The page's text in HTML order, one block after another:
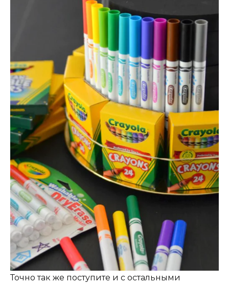
Точно так же поступите и с остальными